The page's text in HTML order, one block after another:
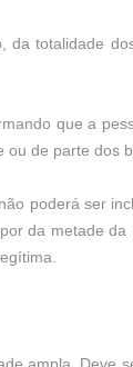
da totalidade
que a
de parte dos
poderá ser
da metade